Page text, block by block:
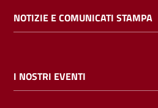
bibliotecario
NOTIZIE E COMUNICATI STAMPA
I NOSTRI EVENTI